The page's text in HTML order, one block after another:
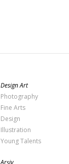
Design Art
Photography
Fine Arts
Design
Illustration
Young Talents
Arşiv